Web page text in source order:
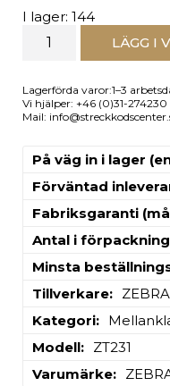
I lager: 144
LÄGG I
Lagerförda varor:1–3
Vi hjälper: +46 (0)31-274230
Mail:
På väg in i lager
Förväntad
Fabriksgaranti
Antal i
Minsta
Tillverkare
ZEBRA
Kategori
Modell
ZT231
Varumärke